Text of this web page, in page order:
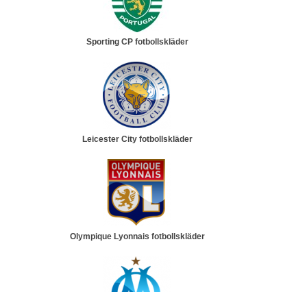
Sporting CP fotbollskläder
Leicester City fotbollskläder
Olympique Lyonnais fotbollskläder